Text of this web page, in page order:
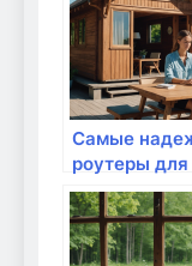
Самые
роутеры
в 2023 году